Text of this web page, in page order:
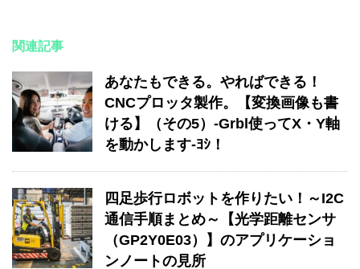
関連記事
あなたもできる。やればできる！
CNCプロッタ製作。【変換画像も書
ける】（その5）-Grbl使ってX・Y軸
を動かします-ﾖｼ！
四足歩行ロボットを作りたい！～I2C
通信手順まとめ～【光学距離センサ
（GP2Y0E03）】のアプリケーショ
ンノートの見所